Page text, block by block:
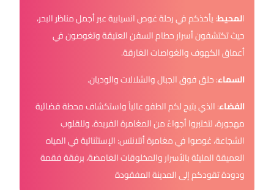
المحيط: يأخذكم في رحلة غوص انسيابية عبر أجمل مناظر البحر،
حيث تكتشفون أسرار حطام السفن العتيقة وتغوصون في
أعماق الكهوف والغواصات الغارقة.
السماء: حلق فوق الجبال والشلالات والوديان.
الفضاء: الذي يتيح لكم الطفو عالياً واستكشاف محطة فضائية
مهجورة، لتختبروا أجواءً من المغامرة الفريدة. وللقلوب
الشجاعة، غوصوا في مغامرة أتلانتس: الإستثنائية في المياه
العميقة المليئة بالأسرار والمخلوقات الغامضة، برفقة فقمة
ودودة تقودكم إلى المدينة المفقودة